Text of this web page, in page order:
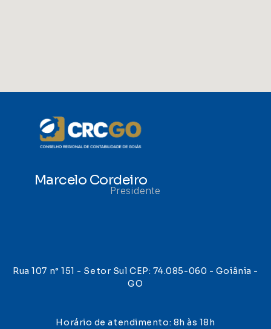
Marcelo Cordeiro
Presidente
Rua 107 n° 151 - Setor Sul CEP: 74.085-060 - Goiânia -
GO
Horário de atendimento: 8h às 18h